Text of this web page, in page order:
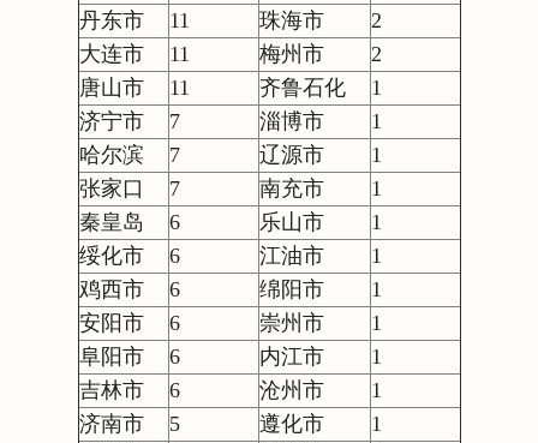
丹东市 11 珠海市
2
大连市
11 梅州市
2
唐山市
11 齐鲁石化
1
济宁市
7 淄博市
1
哈尔滨
7 辽源市
1
张家口
7 南充市
1
秦皇岛
6 乐山市
1
绥化市
6 江油市
1
鸡西市
6 绵阳市
1
安阳市
6 崇州市
1
阜阳市
6 内江市
1
吉林市
6 沧州市
1
济南市
5 遵化市
1